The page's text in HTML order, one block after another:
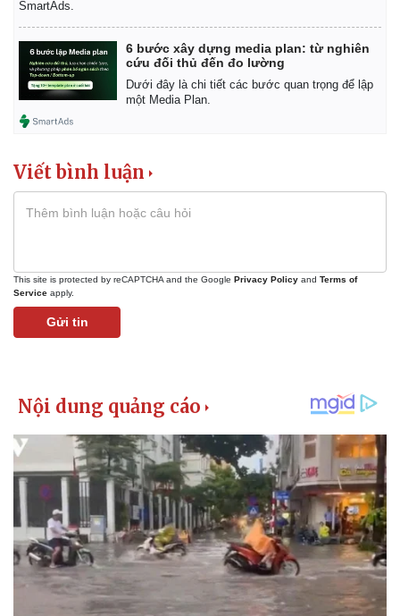
SmartAds.
6 bước xây dựng media plan: từ nghiên
cứu đối thủ đến đo lường
Dưới đây là chi tiết các bước quan trọng để lập
một Media Plan.
Viết bình luận
This site is protected by reCAPTCHA and the Google Privacy Policy and Terms of
Service apply.
Gửi tin